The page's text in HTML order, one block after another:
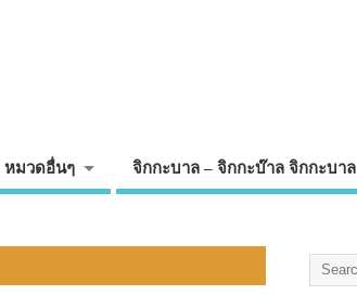
หมวดอื่นๆ จิกกะบาล – จิกกะบ๊าล จิกกะบาล